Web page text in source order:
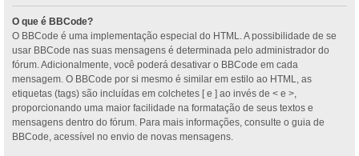
O que é BBCode?
O BBCode é uma implementação especial do HTML. A possibilidade de se
usar BBCode nas suas mensagens é determinada pelo administrador do
fórum. Adicionalmente, você poderá desativar o BBCode em cada
mensagem. O BBCode por si mesmo é similar em estilo ao HTML, as
etiquetas (tags) são incluídas em colchetes [ e ] ao invés de < e >,
proporcionando uma maior facilidade na formatação de seus textos e
mensagens dentro do fórum. Para mais informações, consulte o guia de
BBCode, acessível no envio de novas mensagens.